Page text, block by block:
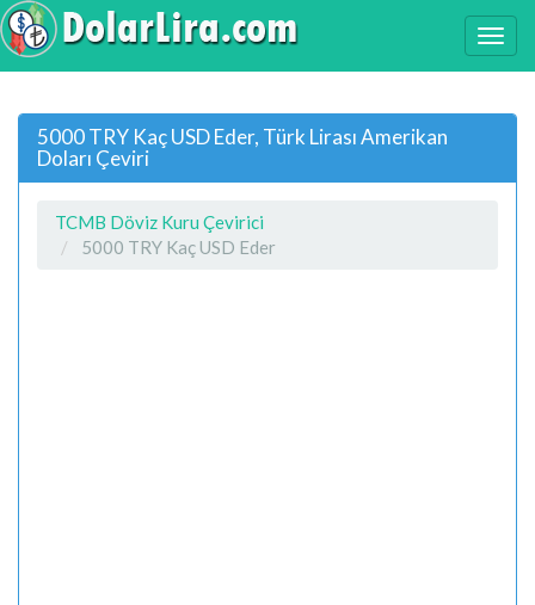
5000 TRY Kaç USD Eder, Türk Lirası Amerikan
Doları Çeviri
TCMB Döviz Kuru Çevirici
5000 TRY Kaç USD Eder